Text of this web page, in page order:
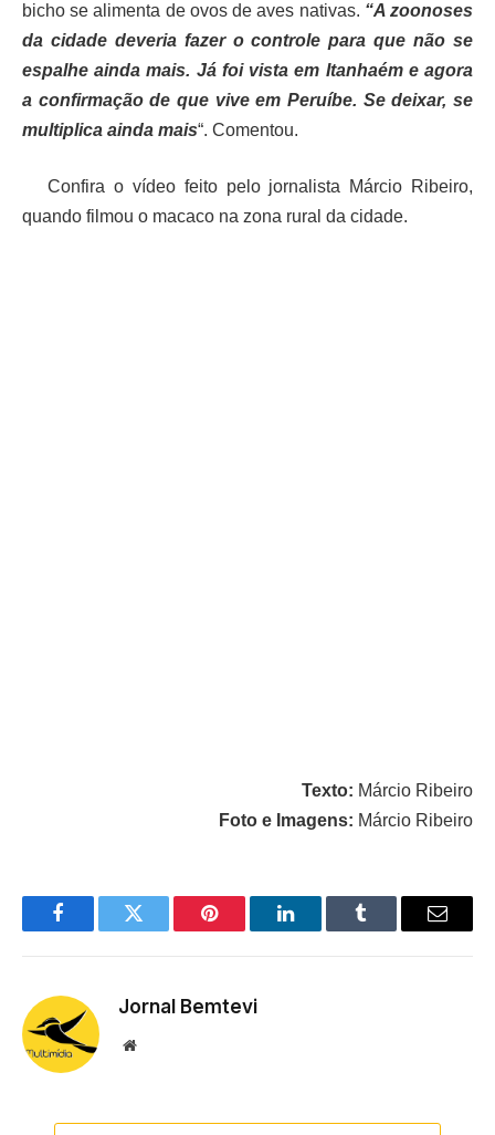
bicho se alimenta de ovos de aves nativas. “A zoonoses
da cidade deveria fazer o controle para que não se
espalhe ainda mais. Já foi vista em Itanhaém e agora
a confirmação de que vive em Peruíbe. Se deixar, se
multiplica ainda mais“. Comentou.
Confira o vídeo feito pelo jornalista Márcio Ribeiro,
quando filmou o macaco na zona rural da cidade.
Texto: Márcio Ribeiro
Foto e Imagens: Márcio Ribeiro
FacebookTwitter Pinterest LinkedInTumblr Email
Jornal Bemtevi
Website